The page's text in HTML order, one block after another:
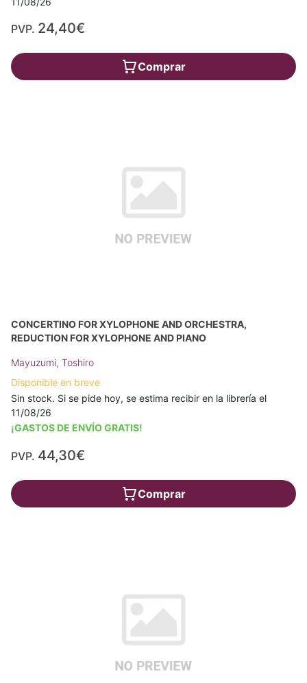
PVP. 24,40€
Comprar
CONCERTINO FOR XYLOPHONE AND ORCHESTRA,
REDUCTION FOR XYLOPHONE AND PIANO
Mayuzumi, Toshiro
Disponible en breve
Sin stock. Si se pide hoy, se estima recibir en la librería el
11/08/26
¡GASTOS DE ENVÍO GRATIS!
PVP. 44,30€
Comprar